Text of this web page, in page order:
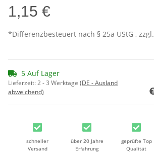
1,15 €
*Differenzbesteuert nach § 25a UStG , zzgl.
5 Auf Lager
Lieferzeit:2 - 3 Werktage (DE - Ausland
abweichend)
schneller
Versand
über 20 Jahre
Erfahrung
geprüfte Top
Qualität